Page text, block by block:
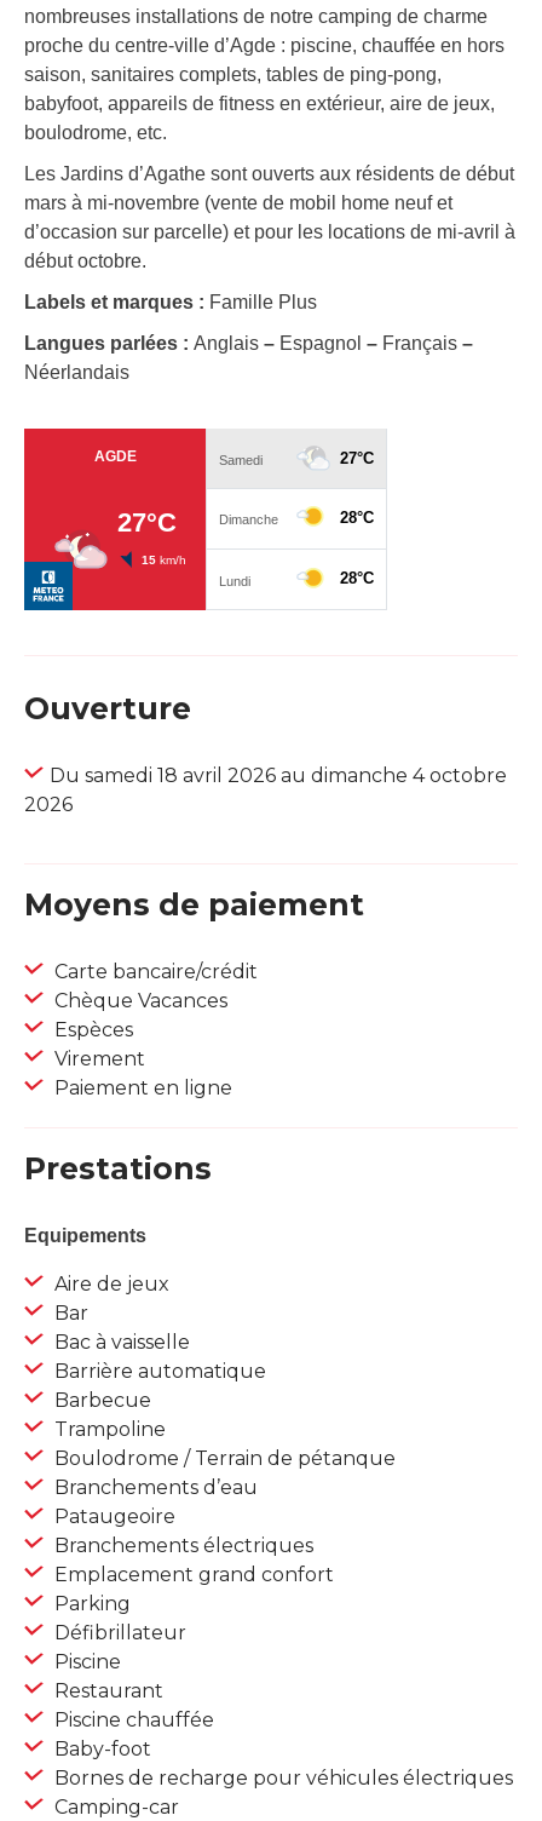
nombreuses installations de notre camping de charme
proche du centre-ville d’Agde : piscine, chauffée en hors
saison, sanitaires complets, tables de ping-pong,
babyfoot, appareils de fitness en extérieur, aire de jeux,
boulodrome, etc.
Les Jardins d’Agathe sont ouverts aux résidents de début
mars à mi-novembre (vente de mobil home neuf et
d’occasion sur parcelle) et pour les locations de mi-avril à
début octobre.
Labels et marques : Famille Plus
Langues parlées : Anglais – Espagnol – Français –
Néerlandais
Ouverture
Du samedi 18 avril 2026 au dimanche 4 octobre
2026
Moyens de paiement
Carte bancaire/crédit
Chèque Vacances
Espèces
Virement
Paiement en ligne
Prestations
Equipements
Aire de jeux
Bar
Bac à vaisselle
Barrière automatique
Barbecue
Trampoline
Boulodrome / Terrain de pétanque
Branchements d’eau
Pataugeoire
Branchements électriques
Emplacement grand confort
Parking
Défibrillateur
Piscine
Restaurant
Piscine chauffée
Baby-foot
Bornes de recharge pour véhicules électriques
Camping-car